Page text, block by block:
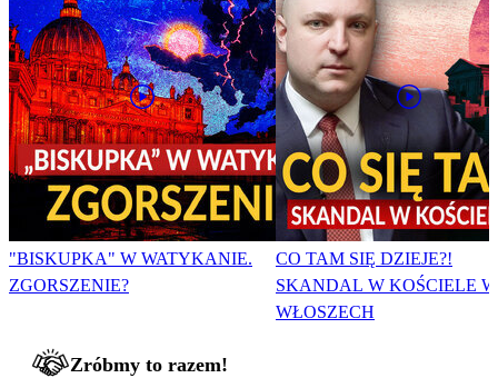
"BISKUPKA" W WATYKANIE.
ZGORSZENIE?
CO TAM SIĘ DZIEJE?!
SKANDAL W KOŚCIELE
WŁOSZECH
Zróbmy to razem!